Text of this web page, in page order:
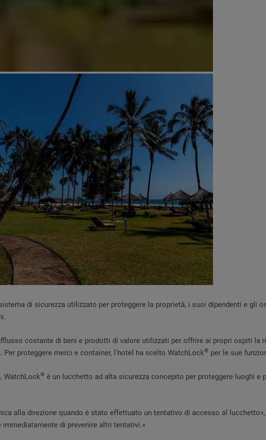
di sicurezza utilizzato per proteggere la proprietà, i suoi dipendenti e gli
costante di beni e prodotti di valore utilizzati per offrire ai propri ospiti la
proteggere merci e container, l'hotel ha scelto WatchLock® per le sue
WatchLock® è un lucchetto ad alta sicurezza concepito per proteggere luoghi
alla direzione quando è stato effettuato un tentativo di accesso al
immediatamente di prevenire altri tentativi.»